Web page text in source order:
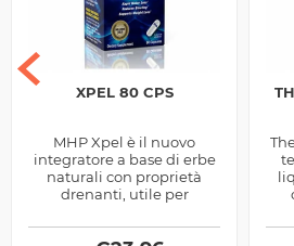
XPEL 80 CPS
MHP Xpel è il nuovo
integratore a base di erbe
naturali con proprietà
drenanti, utile per
dei liquidi accumulati e